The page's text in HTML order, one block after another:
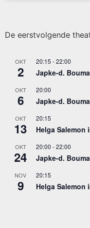
De eerstvolgende
OKT
2
20:15 -22:00
Japke-d.
OKT
6
20:00
Japke-d.
OKT
13
20:15
Helga Salemon
OKT
24
20:00 -22:00
Japke-d.
NOV
9
20:15
Helga Salemon